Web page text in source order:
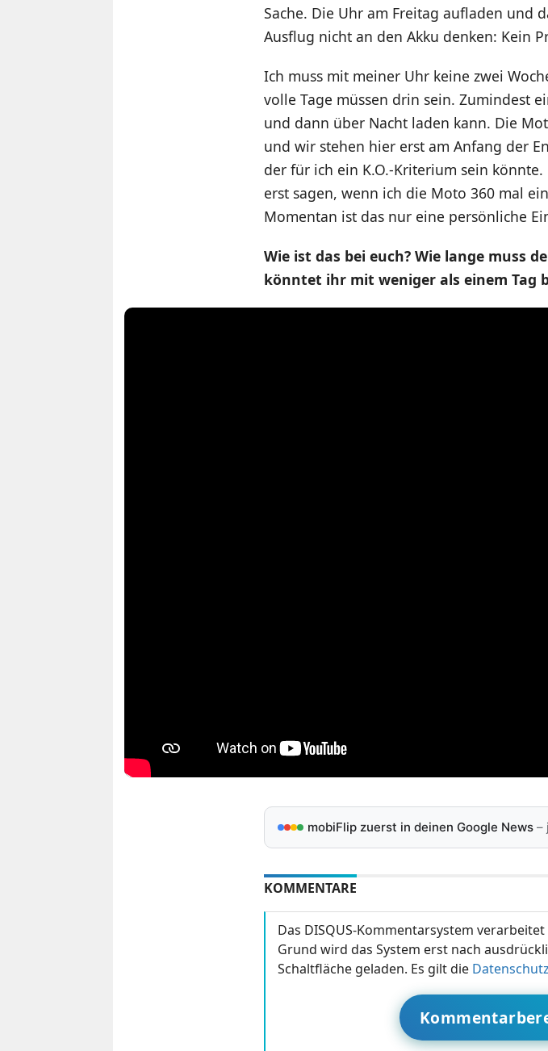
Sache. Die Uhr am Freitag aufladen und
Ausflug nicht an den Akku denken: Kein
Ich muss mit meiner Uhr keine zwei
volle Tage müssen drin sein. Zumindest
und dann über Nacht laden kann. Die
und wir stehen hier erst am Anfang der
der für ich ein K.O.-Kriterium sein
erst sagen, wenn ich die Moto 360 mal
Momentan ist das nur eine persönliche
Wie ist das bei euch? Wie lange muss
könntet ihr mit weniger als einem Tag
mobiFlip zuerst in deinen Google News–
KOMMENTARE
Das DISQUS-Kommentarsystem
Grund wird das System erst nach
Schaltfläche geladen. Es gilt die